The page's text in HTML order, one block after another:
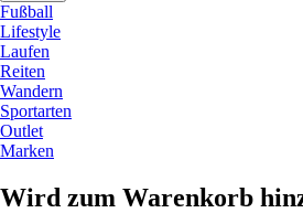
Fußball
Lifestyle
Laufen
Reiten
Wandern
Sportarten
Outlet
Marken
Wird zum Warenkorb